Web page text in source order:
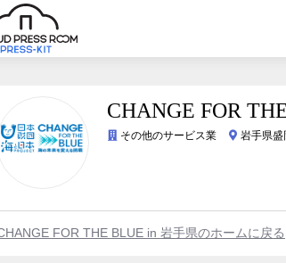
CHANGE FOR
その他のサービス業 岩手県
FOR THE BLUE in 岩手県のホームに戻る